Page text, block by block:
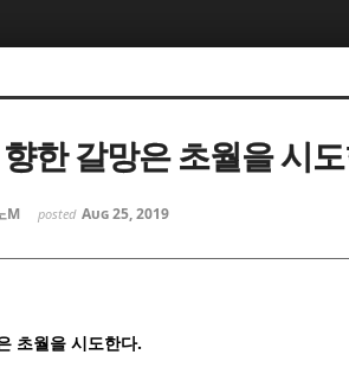
한 갈망은 초월을 시
M posted Aug 25, 2019
초월을 시도한다.
스케치북5
스케치북5